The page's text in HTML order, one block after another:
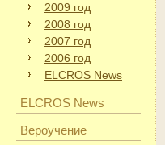
2009 год
2008 год
2007 год
2006 год
ELCROS News
ELCROS News
Вероучение